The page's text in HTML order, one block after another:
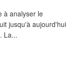
à analyser le
jusqu'à aujourd'hui
La...